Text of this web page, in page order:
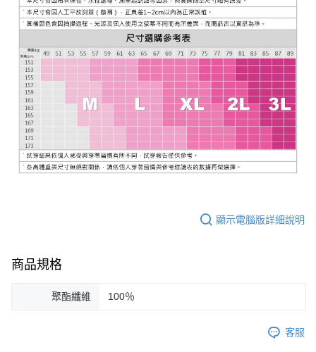
顯示電腦版詳細說明
商品規格
聚酯纖維 100％
客服